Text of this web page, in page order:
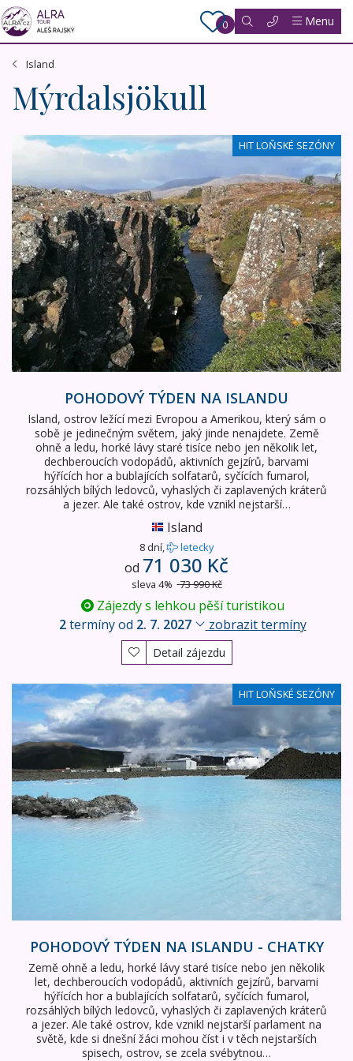
0 Menu
Island
Mýrdalsjökull
HIT LOŇSKÉ SEZÓNY
Pohodový týden na Islandu
POHODOVÝ TÝDEN NA ISLANDU
Island, ostrov ležící mezi Evropou a Amerikou, který sám o
sobě je jedinečným světem, jaký jinde nenajdete. Země
ohně a ledu, horké lávy staré tisíce nebo jen několik let,
dechberoucích vodopádů, aktivních gejzírů, barvami
hýřících hor a bublajících solfatarů, syčících fumarol,
rozsáhlých bílých ledovců, vyhaslých či zaplavených kráterů
a jezer. Ale také ostrov, kde vznikl nejstarší…
Island
8 dní, letecky
od 71 030 Kč
sleva 4% 73 990 Kč
Zájezdy s lehkou pěší turistikou
2termíny od 2. 7. 2027 zobrazit termíny
Detail zájezdu
HIT LOŇSKÉ SEZÓNY
Pohodový týden na Islandu - chatky
POHODOVÝ TÝDEN NA ISLANDU - CHATKY
Země ohně a ledu, horké lávy staré tisíce nebo jen několik
let, dechberoucích vodopádů, aktivních gejzírů, barvami
hýřících hor a bublajících solfatarů, syčících fumarol,
rozsáhlých bílých ledovců, vyhaslých či zaplavených kráterů
a jezer. Ale také ostrov, kde vznikl nejstarší parlament na
světě, kde si dnešní žáci mohou číst i v těch nejstarších
spisech, ostrov, se zcela svébytnou…